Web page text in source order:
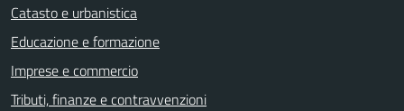
Catasto e urbanistica
Educazione e formazione
Imprese e commercio
Tributi, finanze e contravvenzioni